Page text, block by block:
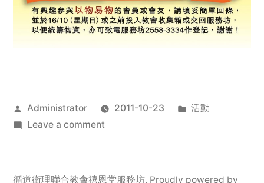
Posted
by
Administrator 2011-10-23
Posted
活動
Leave a commenton
服
循道衛理聯合教會禧恩堂服務坊, Proudly powered by